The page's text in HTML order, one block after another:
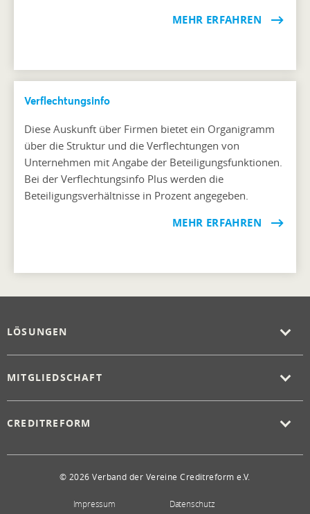
MEHR ERFAHREN
Verflechtungsinfo
Diese Auskunft über Firmen bietet ein Organigramm
über die Struktur und die Verflechtungen von
Unternehmen mit Angabe der Beteiligungsfunktionen.
Bei der Verflechtungsinfo Plus werden die
Beteiligungsverhältnisse in Prozent angegeben.
MEHR ERFAHREN
LÖSUNGEN
MITGLIEDSCHAFT
CREDITREFORM
© 2026 Verband der Vereine Creditreform e.V.
Impressum Datenschutz